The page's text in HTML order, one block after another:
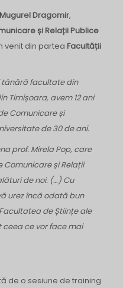
Dragomir,
și Relații Publice
venit din partea Facultății
tânără facultate din
Timișoara, avem 12 ani
Comunicare și
de 30 de ani.
prof. Mirela Pop, care
și Relații
de noi. (…) Cu
urez încă odată bun
de Științe ale
ceea ce vor face mai
de o sesiune de training